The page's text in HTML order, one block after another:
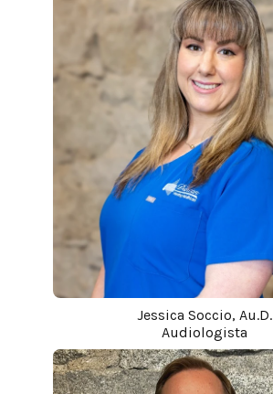
Jessica Soccio, Au.D.
Audiologista